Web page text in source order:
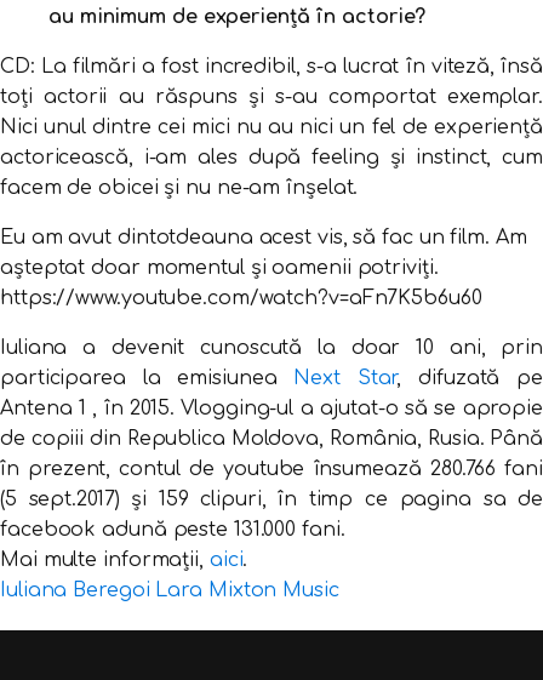
au minimum de experiență în actorie?
CD: La filmări a fost incredibil, s-a lucrat în viteză, însă
toți actorii au răspuns și s-au comportat exemplar.
Nici unul dintre cei mici nu au nici un fel de experiență
actoricească, i-am ales după feeling și instinct, cum
facem de obicei și nu ne-am înșelat.
Eu am avut dintotdeauna acest vis, să fac un film. Am
așteptat doar momentul și oamenii potriviți.
https://www.youtube.com/watch?v=aFn7K5b6u60
Iuliana a devenit cunoscută la doar 10 ani, prin
participarea la emisiunea Next Star, difuzată pe
Antena 1 , în 2015. Vlogging-ul a ajutat-o să se apropie
de copiii din Republica Moldova, România, Rusia. Până
în prezent, contul de youtube însumează 280.766 fani
(5 sept.2017) și 159 clipuri, în timp ce pagina sa de
facebook adună peste 131.000 fani.
Mai multe informații, aici.
Iuliana Beregoi Lara Mixton Music